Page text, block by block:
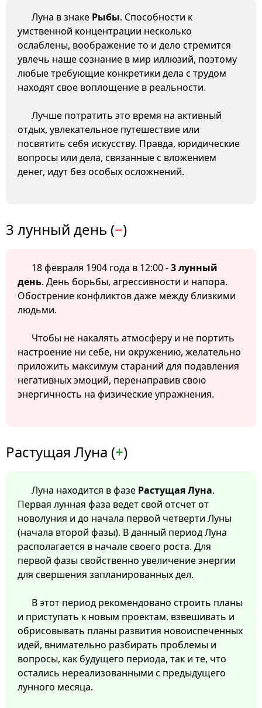
Луна в знаке Рыбы. Способности к
умственной концентрации несколько
ослаблены, воображение то и дело стремится
увлечь наше сознание в мир иллюзий, поэтому
любые требующие конкретики дела с трудом
находят свое воплощение в реальности.
Лучше потратить это время на активный
отдых, увлекательное путешествие или
посвятить себя искусству. Правда, юридические
вопросы или дела, связанные с вложением
денег, идут без особых осложнений.
3 лунный день (−)
18 февраля 1904 года в 12:00 -3 лунный
день. День борьбы, агрессивности и напора.
Обострение конфликтов даже между близкими
людьми.
Чтобы не накалять атмосферу и не портить
настроение ни себе, ни окружению, желательно
приложить максимум стараний для подавления
негативных эмоций, перенаправив свою
энергичность на физические упражнения.
Растущая Луна (+)
Луна находится в фазе Растущая Луна.
Первая лунная фаза ведет свой отсчет от
новолуния и до начала первой четверти Луны
(начала второй фазы). В данный период Луна
располагается в начале своего роста. Для
первой фазы свойственно увеличение энергии
для свершения запланированных дел.
В этот период рекомендовано строить планы
и приступать к новым проектам, взвешивать и
обрисовывать планы развития новоиспеченных
идей, внимательно разбирать проблемы и
вопросы, как будущего периода, так и те, что
остались нереализованными с предыдущего
лунного месяца.